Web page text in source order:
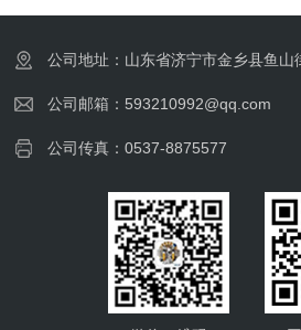
公司地址：山东省济宁市金乡县鱼山
公司邮箱：593210992@qq.com
公司传真：0537-8875577